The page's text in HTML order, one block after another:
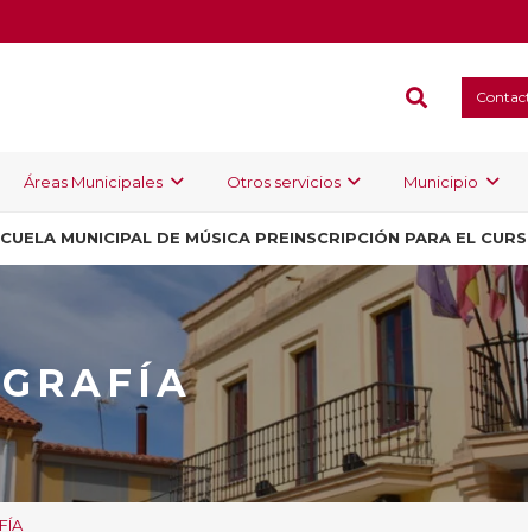
Áreas Municipales Otros servicios Municipio
MUNICIPAL DE MÚSICA PREINSCRIPCIÓN PARA EL